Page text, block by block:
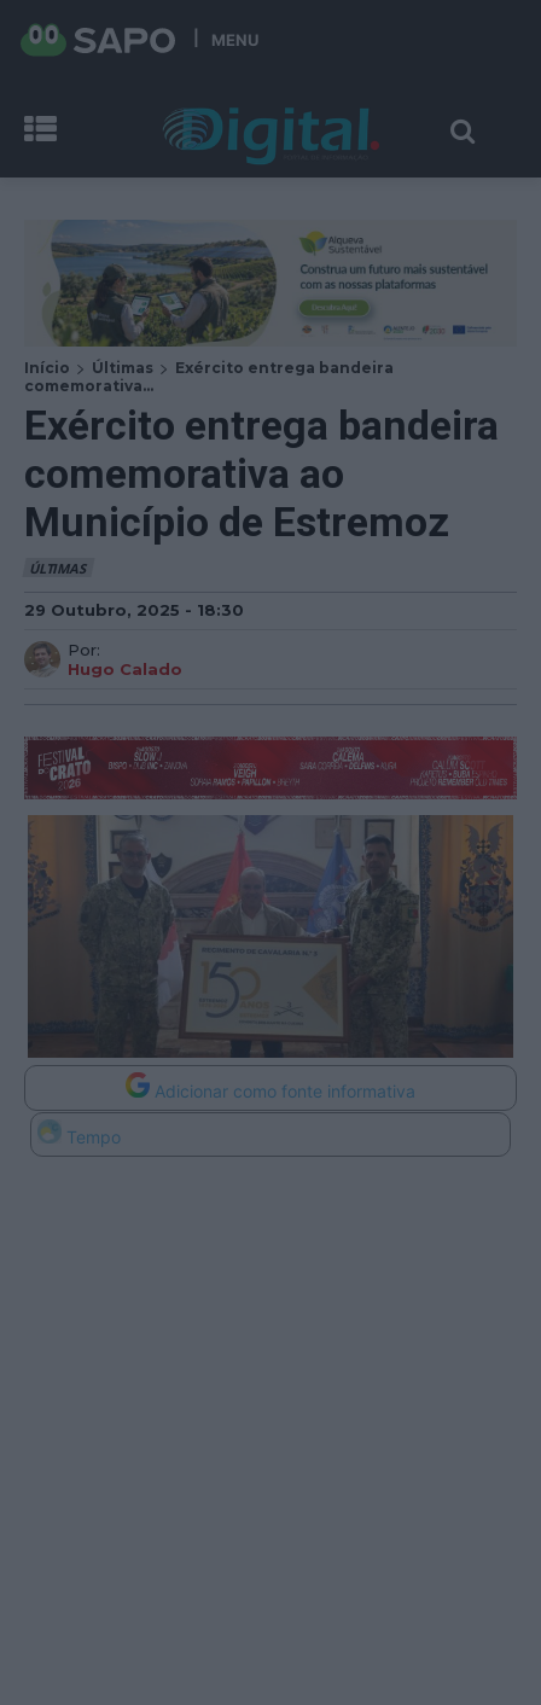
MENU
Início Últimas
Exército entrega bandeira
comemorativa...
Exército entrega bandeira
comemorativa ao
Município de Estremoz
ÚLTIMAS
29 Outubro, 2025 - 18:30
Por:
Hugo Calado
Adicionar como fonte informativa
Tempo